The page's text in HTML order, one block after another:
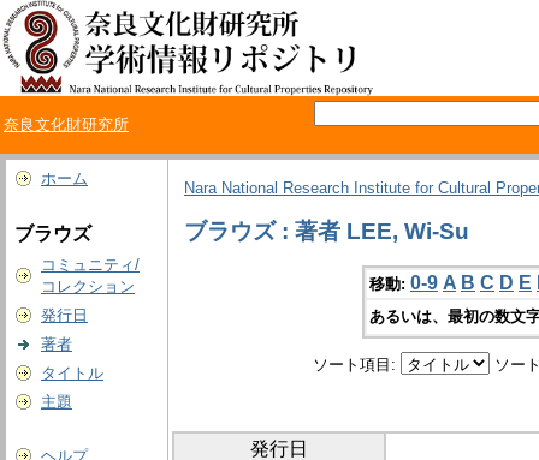
奈良文化財研究所
ホーム
ブラウズ
コミュニティ/
コレクション
発行日
著者
タイトル
主題
ヘルプ
Nara National Research Institute for Cultural
ブラウズ : 著者 LEE, Wi-Su
移動: 0-9 A B C D E
あるいは、最初の数文
ソート項目: ソー
発行日